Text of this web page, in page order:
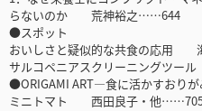
らないのか 荒神裕之……644
●スポット
おいしさと疑似的な共食の応用
サルコペニアスクリーニングツ
●ORIGAMI ART―食に活かすおり
ミニトマト 西田良子・他